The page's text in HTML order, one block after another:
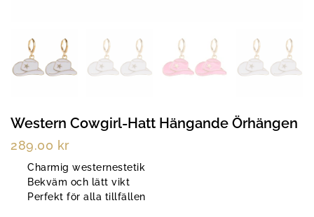
Western Cowgirl-Hatt Hängande Örhängen
289.00 kr
Charmig westernestetik
Bekväm och lätt vikt
Perfekt för alla tillfällen